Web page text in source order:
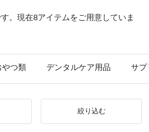
。現在8アイテムをご用意していま
やつ類 デンタルケア用品 サプ
絞り込む